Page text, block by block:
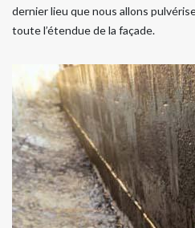
dernier lieu que nous allons
toute l’étendue de la façade.